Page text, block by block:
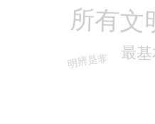
所有文
最
明辨是非